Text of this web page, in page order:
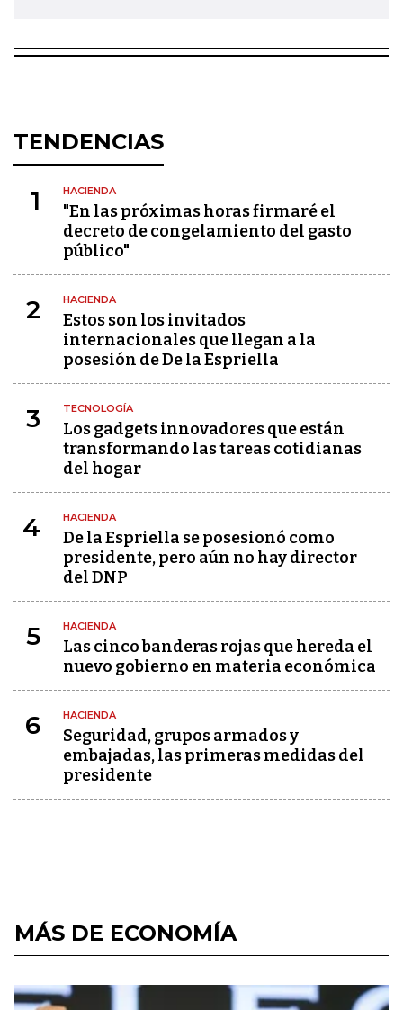
TENDENCIAS
1 HACIENDA
"En las próximas horas firmaré el
decreto de congelamiento del gasto
público"
2 HACIENDA
Estos son los invitados
internacionales que llegan a la
posesión de De la Espriella
3 TECNOLOGÍA
Los gadgets innovadores que están
transformando las tareas cotidianas
del hogar
4 HACIENDA
De la Espriella se posesionó como
presidente, pero aún no hay director
del DNP
5 HACIENDA
Las cinco banderas rojas que hereda el
nuevo gobierno en materia económica
6 HACIENDA
Seguridad, grupos armados y
embajadas, las primeras medidas del
presidente
MÁS DE ECONOMÍA